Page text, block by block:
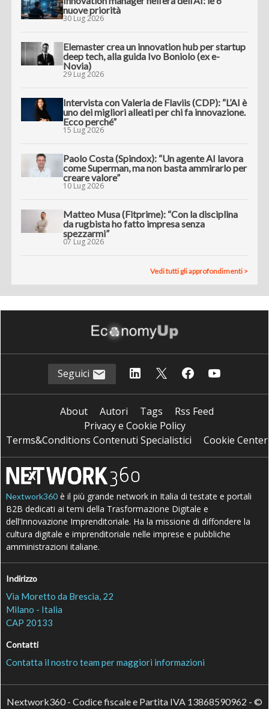
nuove priorità
30 Lug 2026
Elemaster crea un innovation hub per startup
deep tech, alla guida Ivo Boniolo (ex e-
Novia)
29 Lug 2026
Intervista con Valeria de Flaviis (CDP): “L’AI è
uno dei migliori alleati per chi fa innovazione.
Ecco perché”
15 Lug 2026
Paolo Costa (Spindox): “Un agente AI lavora
come Superman, ma non basta ammirarlo per
creare valore”
10 Lug 2026
Matteo Musa (Fitprime): “Con la disciplina
da rugbista ho fatto impresa senza
spezzarmi”
07 Lug 2026
Vedi tutti gli approfondimenti >
Seguici
About Autori Tags
Rss Feed
Privacy e Cookie Policy
Terms&Conditions Contenuti Specialistici
Cookie Center
Nextwork360 è il più grande network in Italia di testate e portali
B2B dedicati ai temi della Trasformazione Digitale e
dell’Innovazione Imprenditoriale. Ha la missione di diffondere la
cultura digitale e imprenditoriale nelle imprese e pubbliche
amministrazioni italiane.
Indirizzo
Via Moretto da Brescia, 22
Milano - Italia
CAP 20133
Contatti
Contatta il nostro team per maggiori informazioni
Nextwork360 - Codice fiscale e Partita IVA 13868590962 - ©